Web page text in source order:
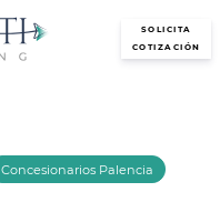
SOLICITA
COTIZACIÓN
Concesionarios Palencia